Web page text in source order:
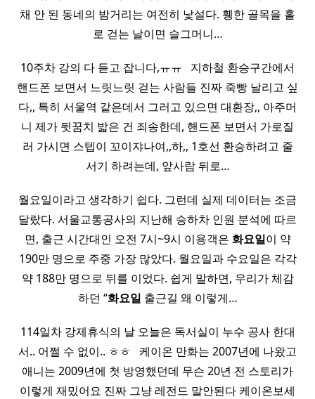
채 안 된 동네의 밤거리는 여전히 낯설다. 휑한 골목을 홀
로 걷는 날이면 슬그머니…
10주차 강의 다 듣고 잡니다,ㅠㅠ ​ ​ 지하철 환승구간에서
핸드폰 보면서 느릿느릿 걷는 사람들 진짜 죽빵 날리고 싶
다,, 특히 서울역 같은데서 그러고 있으면 대환장,, 아주머
니 제가 뒷꿈치 밟은 건 죄송한데, 핸드폰 보면서 가로질
러 가시면 스텝이 꼬이쟈나여,,하,, 1호선 환승하려고 줄
서기 하려는데, 앞사람 뒤로…
월요일이라고 생각하기 쉽다. 그런데 실제 데이터는 조금
달랐다. 서울교통공사의 지난해 승하차 인원 분석에 따르
면, 출근 시간대인 오전 7시~9시 이용객은 화요일이 약
190만 명으로 주중 가장 많았다. 월요일과 수요일은 각각
약 188만 명으로 뒤를 이었다. 쉽게 말하면, 우리가 체감
하던 “화요일 출근길 왜 이렇게…
114일차 강제휴식의 날 오늘은 독서실이 누수 공사 한대
서.. 어쩔 수 없이.. ㅎㅎ ​ ​ 케이온 만화는 2007년에 나왔고
애니는 2009년에 첫 방영했던데 무슨 20년 전 스토리가
이렇게 재밌어요 진짜 그냥 레전드 말안된다 케이온보세